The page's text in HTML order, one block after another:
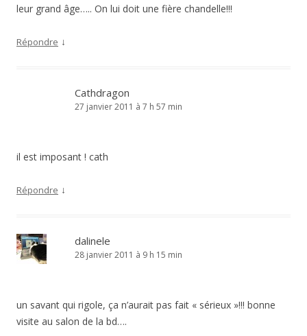
leur grand âge….. On lui doit une fière chandelle!!!
Répondre ↓
Cathdragon
27 janvier 2011 à 7 h 57 min
il est imposant ! cath
Répondre ↓
dalinele
28 janvier 2011 à 9 h 15 min
un savant qui rigole, ça n’aurait pas fait « sérieux »!!! bonne
visite au salon de la bd….